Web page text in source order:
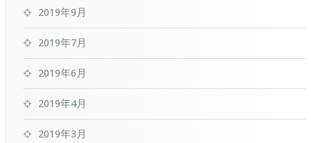
2019年9月
2019年7月
2019年6月
2019年4月
2019年3月